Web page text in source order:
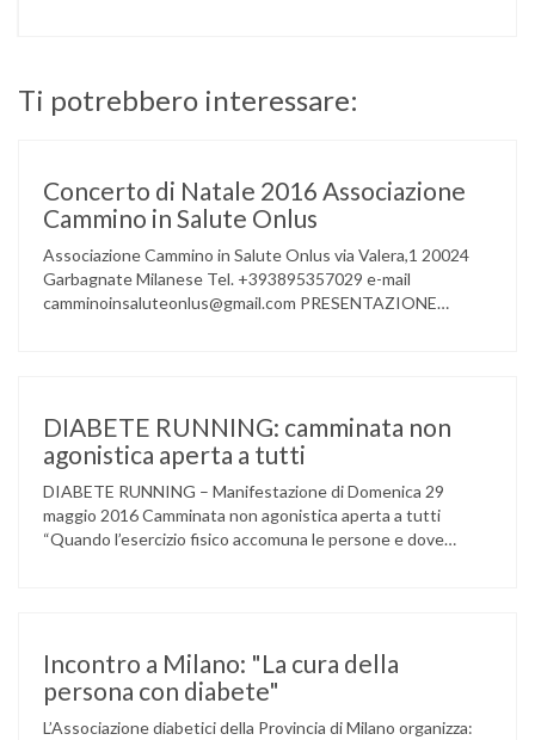
Ti potrebbero interessare:
Concerto di Natale 2016 Associazione
Cammino in Salute Onlus
Associazione Cammino in Salute Onlus via Valera,1 20024
Garbagnate Milanese Tel. +393895357029 e-mail
camminoinsaluteonlus@gmail.com PRESENTAZIONE
gruppo musicale GROOVY LEMONS di PREGNANA
MILANESE. L’ Associazione …
DIABETE RUNNING: camminata non
agonistica aperta a tutti
DIABETE RUNNING – Manifestazione di Domenica 29
maggio 2016 Camminata non agonistica aperta a tutti
“Quando l’esercizio fisico accomuna le persone e dove
Incontro a Milano: "La cura della
persona con diabete"
L’Associazione diabetici della Provincia di Milano organizza: